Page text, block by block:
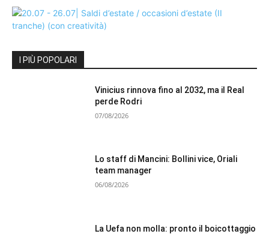
I PIÙ POPOLARI
Vinicius rinnova fino al 2032, ma il Real
perde Rodri
07/08/2026
Lo staff di Mancini: Bollini vice, Oriali
team manager
06/08/2026
La Uefa non molla: pronto il boicottaggio